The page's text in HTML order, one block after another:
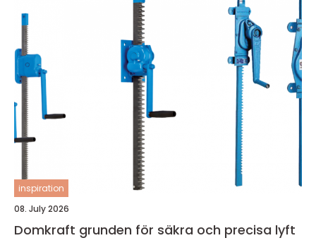
inspiration
08. July 2026
Domkraft grunden för säkra och precisa lyft